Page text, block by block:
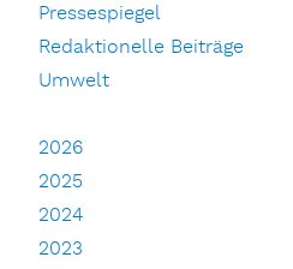
Pressespiegel
Redaktionelle Beiträge
Umwelt
2026
2025
2024
2023